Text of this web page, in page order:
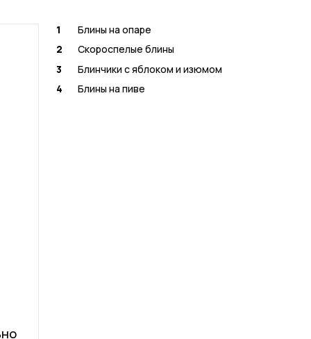
1
Блины на опаре
2
Скороспелые блины
3
Блинчики с яблоком и изюмом
4
Блины на пиве